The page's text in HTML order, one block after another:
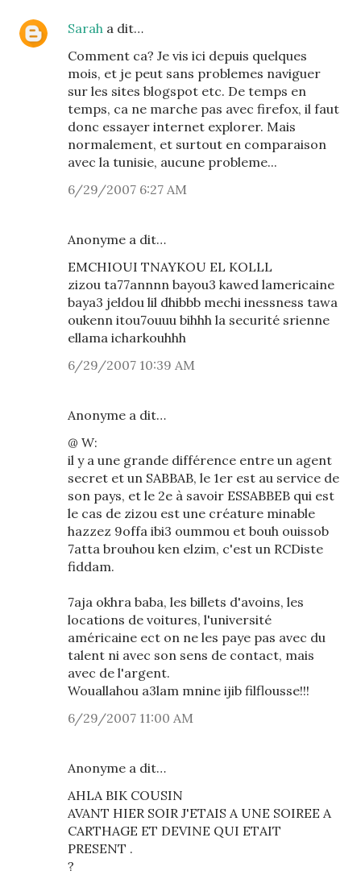
Sarah a dit…
Comment ca? Je vis ici depuis quelques
mois, et je peut sans problemes naviguer
sur les sites blogspot etc. De temps en
temps, ca ne marche pas avec firefox, il faut
donc essayer internet explorer. Mais
normalement, et surtout en comparaison
avec la tunisie, aucune probleme...
6/29/2007 6:27 AM
Anonyme a dit…
EMCHIOUI TNAYKOU EL KOLLL
zizou ta77annnn bayou3 kawed lamericaine
baya3 jeldou lil dhibbb mechi inessness tawa
oukenn itou7ouuu bihhh la securité srienne
ellama icharkouhhh
6/29/2007 10:39 AM
Anonyme a dit…
@ W:
il y a une grande différence entre un agent
secret et un SABBAB, le 1er est au service de
son pays, et le 2e à savoir ESSABBEB qui est
le cas de zizou est une créature minable
hazzez 9offa ibi3 oummou et bouh ouissob
7atta brouhou ken elzim, c'est un RCDiste
fiddam.
7aja okhra baba, les billets d'avoins, les
locations de voitures, l'université
américaine ect on ne les paye pas avec du
talent ni avec son sens de contact, mais
avec de l'argent.
Wouallahou a3lam mnine ijib filflousse!!!
6/29/2007 11:00 AM
Anonyme a dit…
AHLA BIK COUSIN
AVANT HIER SOIR J'ETAIS A UNE SOIREE A
CARTHAGE ET DEVINE QUI ETAIT
PRESENT .
?